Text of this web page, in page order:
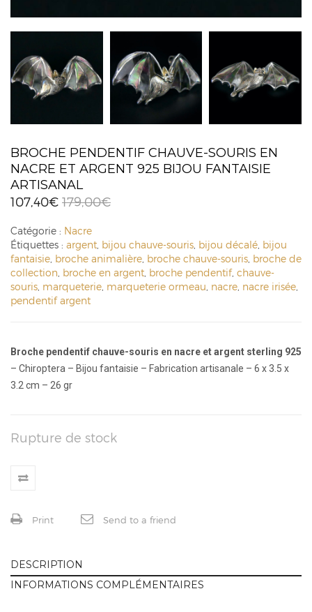
BROCHE PENDENTIF CHAUVE-SOURIS EN
NACRE ET ARGENT 925 BIJOU FANTAISIE
ARTISANAL
179,00€
107,40€
Catégorie : Nacre
Étiquettes : argent bijou chauve-souris bijou décalé bijou
fantaisie broche animalière broche chauve-souris broche de
collection broche en argent broche pendentif, chauve-
souris marqueterie marqueterie ormeau nacre nacre irisée
pendentif argent
Broche pendentif chauve-souris en nacre et argent sterling 925
– Chiroptera – Bijou fantaisie – Fabrication artisanale – 6 x 3.5 x
3.2 cm – 26 gr
Rupture de stock
Print Send to a friend
DESCRIPTION
INFORMATIONS COMPLÉMENTAIRES